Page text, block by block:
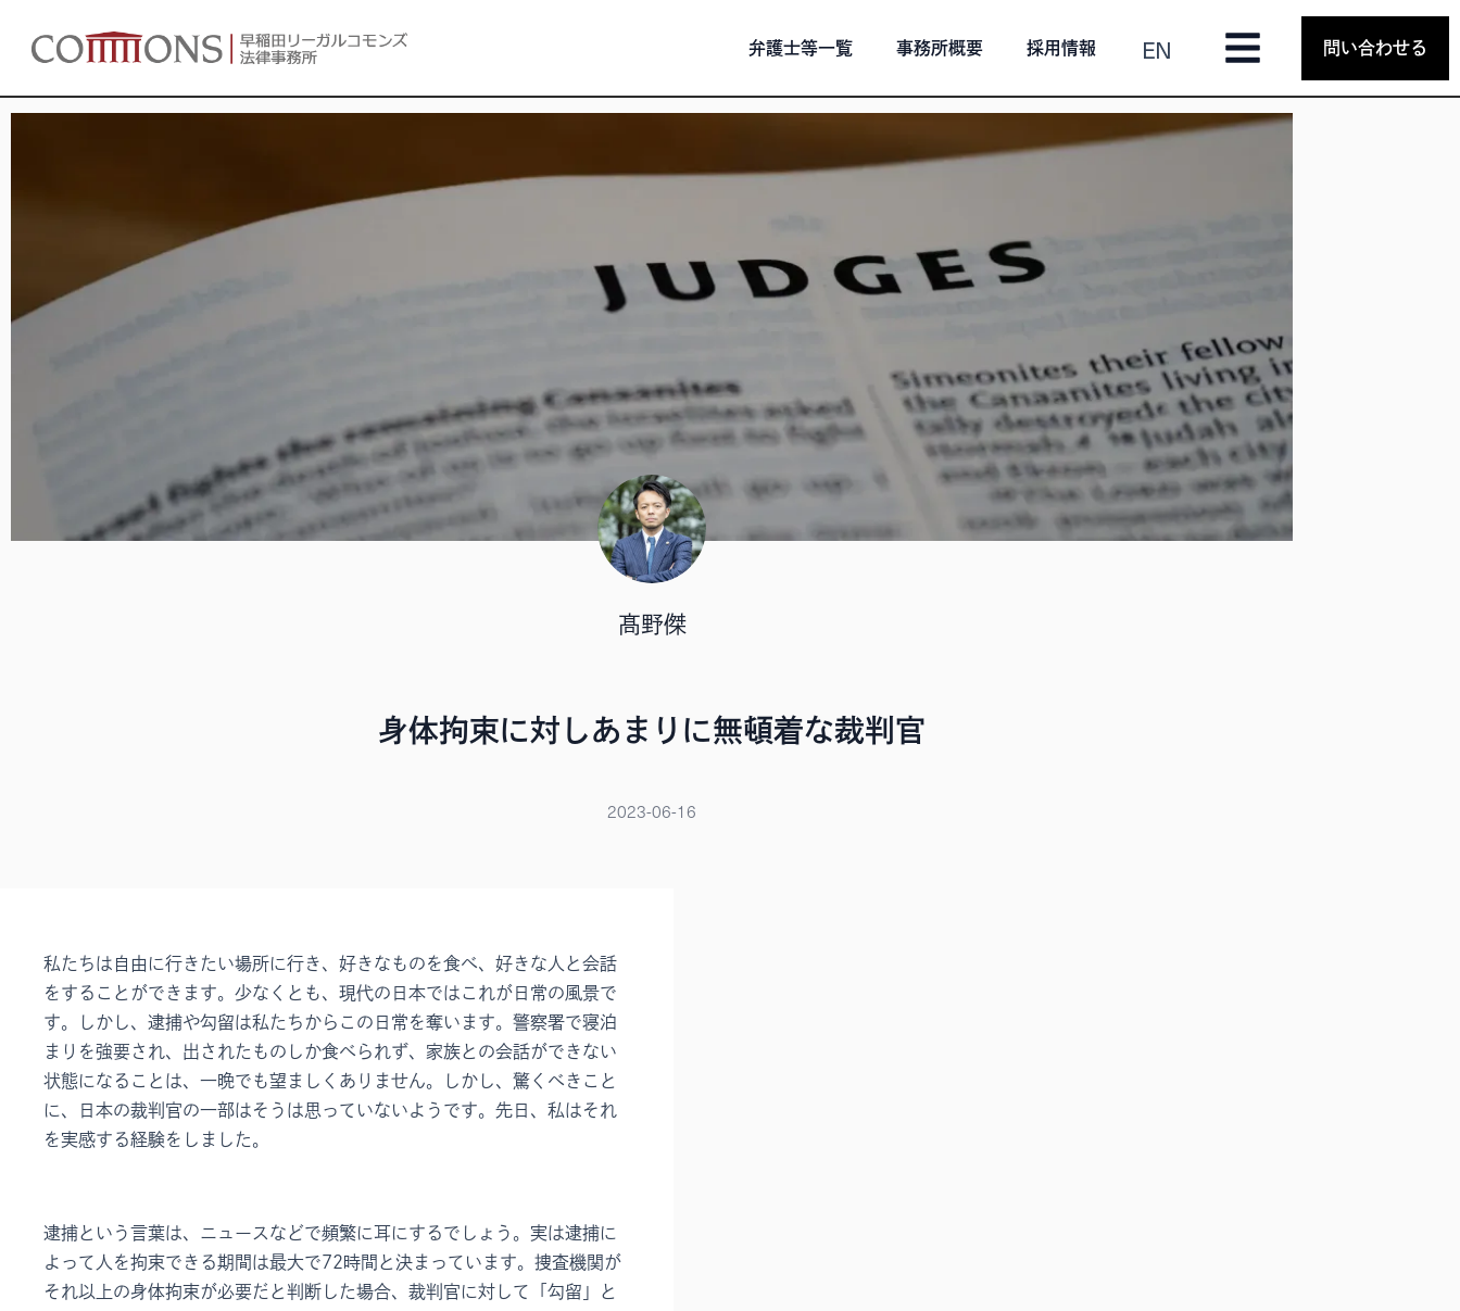
弁護士等一覧 事務所概要 採用情報 EN 問い合わせる
髙野傑
身体拘束に対しあまりに無頓着な裁判官
2023-06-16
私たちは自由に行きたい場所に行き、好きなものを食べ、好きな人と会話
をすることができます。少なくとも、現代の日本ではこれが日常の風景で
す。しかし、逮捕や勾留は私たちからこの日常を奪います。警察署で寝泊
まりを強要され、出されたものしか食べられず、家族との会話ができない
状態になることは、一晩でも望ましくありません。しかし、驚くべきこと
に、日本の裁判官の一部はそうは思っていないようです。先日、私はそれ
を実感する経験をしました。
逮捕という言葉は、ニュースなどで頻繁に耳にするでしょう。実は逮捕に
よって人を拘束できる期間は最大で72時間と決まっています。捜査機関が
それ以上の身体拘束が必要だと判断した場合、裁判官に対して「勾留」と